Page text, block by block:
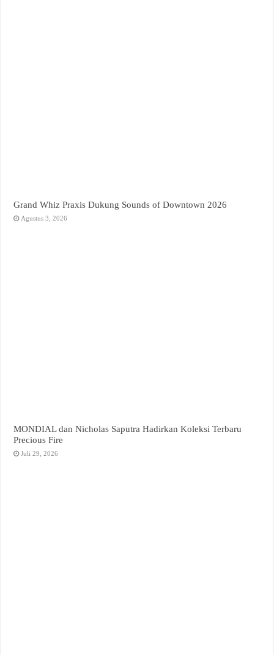
Grand Whiz Praxis Dukung Sounds of Downtown 2026
Agustus 3, 2026
MONDIAL dan Nicholas Saputra Hadirkan Koleksi Terbaru
Precious Fire
Juli 29, 2026